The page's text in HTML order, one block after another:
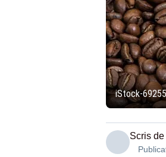
iStock-
Scris de